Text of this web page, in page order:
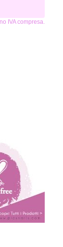
IVA compresa.